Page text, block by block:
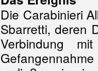
Die Carabinieri
Sbarretti, deren
Verbindung